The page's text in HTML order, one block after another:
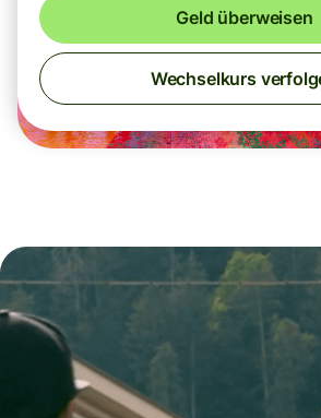
Geld überweisen
Wechselkurs